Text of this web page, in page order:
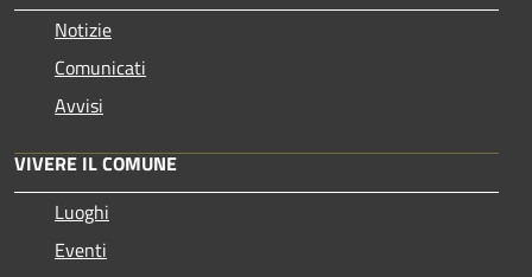
Notizie
Comunicati
Avvisi
VIVERE IL COMUNE
Luoghi
Eventi